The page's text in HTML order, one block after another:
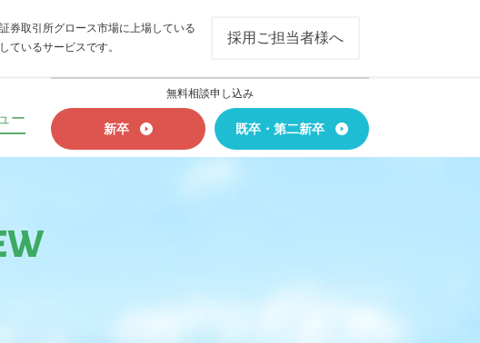
券取引所グロース市場に上場している
ているサービスです。
採用ご担当者様へ
ー
無料相談申し込み
新卒 既卒・第二新卒